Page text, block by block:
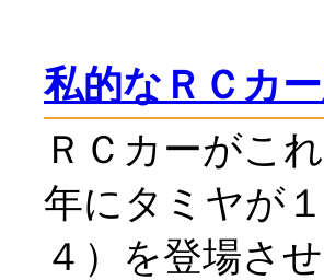
私的なＲＣカ
ＲＣカーがこ
年にタミヤが
４）を登場さ